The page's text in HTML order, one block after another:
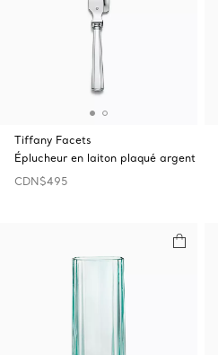
Tiffany Facets
Éplucheur en laiton plaqué argent
CDN$495